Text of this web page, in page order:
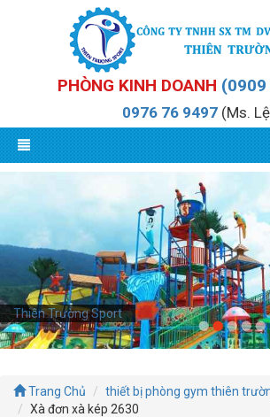
PHÒNG KINH DOANH
0976 76 9497(Ms.
Thiên Trường Sport
Trang Chủ
thiết bị phòng gym thiên
Xà đơn xà kép 2630